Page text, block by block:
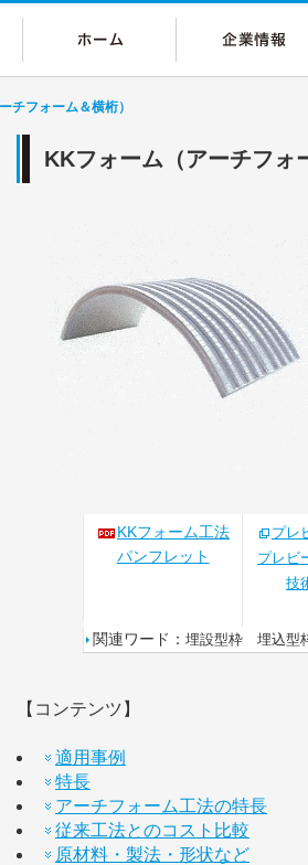
チフォーム＆横桁）
KKフォーム（アーチフォ
KKフォーム工法
パンフレット
プレ
プレビ
技
関連ワード： 埋設型枠 埋込
【コンテンツ】
適用事例
特長
アーチフォーム工法の特長
従来工法とのコスト比較
原材料・製法・形状など